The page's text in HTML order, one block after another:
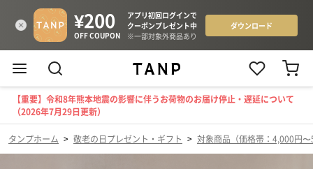
【重要】令和8年熊本地震の影響に伴うお荷物のお届け停止・遅延について
（2026年7月29日更新）
タンプホーム > 敬老の日プレゼント・ギフト > 対象商品（価格帯：4,000円